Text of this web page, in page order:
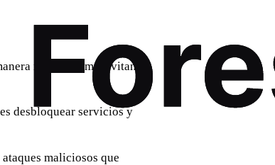
más anónima, evitando
desbloquear servicios y
maliciosos que